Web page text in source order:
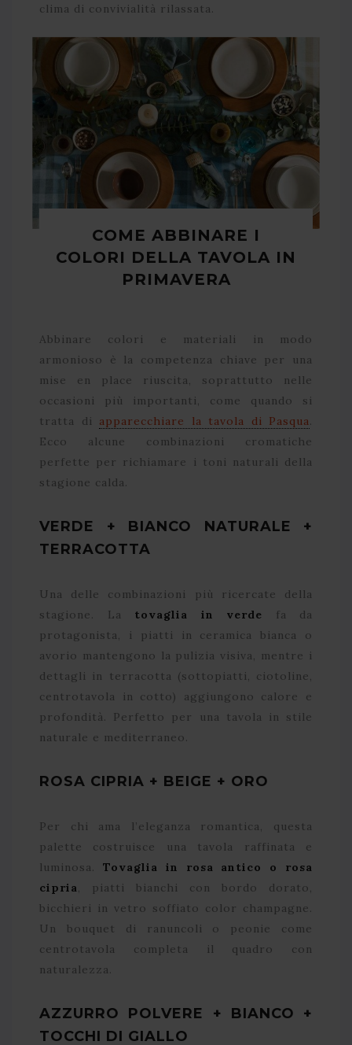
clima di convivialità rilassata.
COME ABBINARE I
COLORI DELLA TAVOLA IN
PRIMAVERA
Abbinare colori e materiali in modo
armonioso è la competenza chiave per una
mise en place riuscita, soprattutto nelle
occasioni più importanti, come quando si
tratta di apparecchiare la tavola di Pasqua.
Ecco alcune combinazioni cromatiche
perfette per richiamare i toni naturali della
stagione calda.
VERDE + BIANCO NATURALE +
TERRACOTTA
Una delle combinazioni più ricercate della
stagione. La tovaglia in verde fa da
protagonista, i piatti in ceramica bianca o
avorio mantengono la pulizia visiva, mentre i
dettagli in terracotta (sottopiatti, ciotoline,
centrotavola in cotto) aggiungono calore e
profondità. Perfetto per una tavola in stile
naturale e mediterraneo.
ROSA CIPRIA + BEIGE + ORO
Per chi ama l’eleganza romantica, questa
palette costruisce una tavola raffinata e
luminosa. Tovaglia in rosa antico o rosa
cipria, piatti bianchi con bordo dorato,
bicchieri in vetro soffiato color champagne.
Un bouquet di ranuncoli o peonie come
centrotavola completa il quadro con
naturalezza.
AZZURRO POLVERE + BIANCO +
TOCCHI DI GIALLO